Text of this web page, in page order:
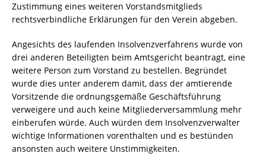
Zustimmung eines weiteren Vorstandsmitglieds
rechtsverbindliche Erklärungen für den Verein abgeben.
Angesichts des laufenden Insolvenzverfahrens wurde von
drei anderen Beteiligten beim Amtsgericht beantragt, eine
weitere Person zum Vorstand zu bestellen. Begründet
wurde dies unter anderem damit, dass der amtierende
Vorsitzende die ordnungsgemäße Geschäftsführung
verweigere und auch keine Mitgliederversammlung mehr
einberufen würde. Auch würden dem Insolvenzverwalter
wichtige Informationen vorenthalten und es bestünden
ansonsten auch weitere Unstimmigkeiten.